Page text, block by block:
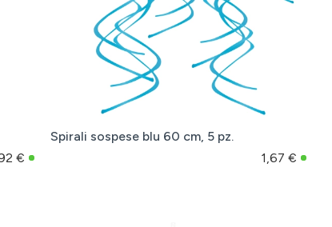
€
Spirali sospese blu 60 cm, 5 pz.
1,67 €